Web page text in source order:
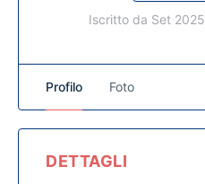
Iscritto da Set 2025
Profilo Foto
DETTAGLI